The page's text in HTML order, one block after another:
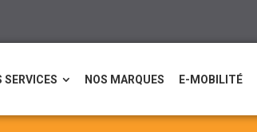
SERVICES NOS MARQUES E-MOBILITÉ